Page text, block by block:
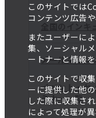
このサイトでは
コンテンツ広告
またユーザーに
集、ソーシャル
ートナーと情報
このサイトで収
ーに提供した他
した際に収集さ
によって処理が異
全国のインキ
メールマガジ
イベント・セ
ミナー一覧